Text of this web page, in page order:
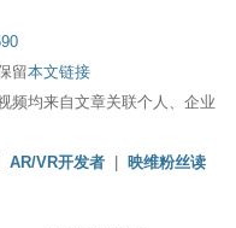
留本文链接
频均来自文章关联个人、企业
AR/VR开发者 | 映维粉丝读